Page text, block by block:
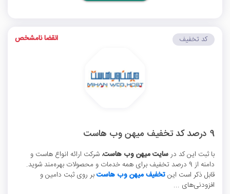
9 درصد کد تخفیف میهن وب هاست
با ثبت این کد درسایت میهن وب هاست، شرکت ارائه انواع هاست و
دامنه از 9 درصد تخفیف برای همه خدمات و محصولات بهره‌مند شوید.
قابل ذکر است اینتخفیف میهن وب هاستبر روی ثبت دامین و
افزودنی‌های ...
کد تخفیف انقضا نامشخص